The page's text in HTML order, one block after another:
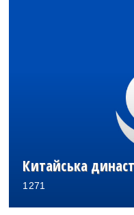
Китайська
1271